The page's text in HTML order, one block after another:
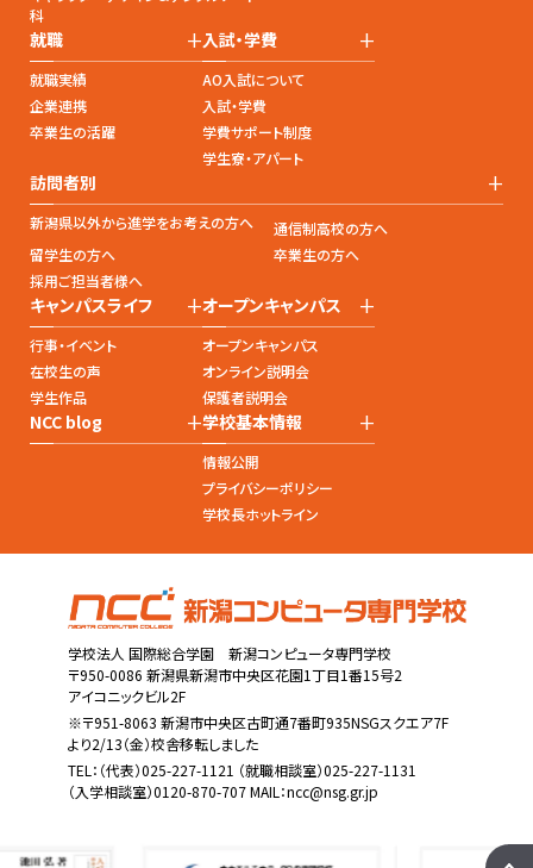
科
就職 +
就職実績
企業連携
卒業生の活躍
入試・学費 +
AO入試について
入試・学費
学費サポート制度
学生寮・アパート
訪問者別 +
新潟県以外から進学をお考えの方へ
通信制高校の方へ
留学生の方へ
卒業生の方へ
採用ご担当者様へ
キャンパスライフ +
行事・イベント
在校生の声
学生作品
オープンキャンパス +
オープンキャンパス
オンライン説明会
保護者説明会
NCC blog +学校基本情報 +
情報公開
プライバシーポリシー
学校長ホットライン
学校法人 国際総合学園 新潟コンピュータ専門学校
〒950-0086 新潟県新潟市中央区花園1丁目1番15号2
アイコニックビル2F
※〒951-8063 新潟市中央区古町通7番町935NSGスクエア7F
より2/13（金）校舎移転しました
TEL： （代表）025-227-1121 （就職相談室）025-227-1131
（入学相談室）0120-870-707 MAIL：ncc@nsg.gr.jp